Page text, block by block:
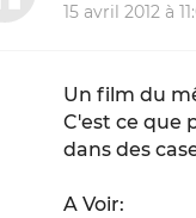
15 avril 2012 à
Un film du
C'est ce que
dans des
A Voir: